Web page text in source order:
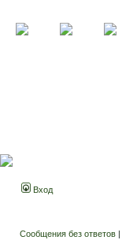
Вход
Сообщения без ответов |